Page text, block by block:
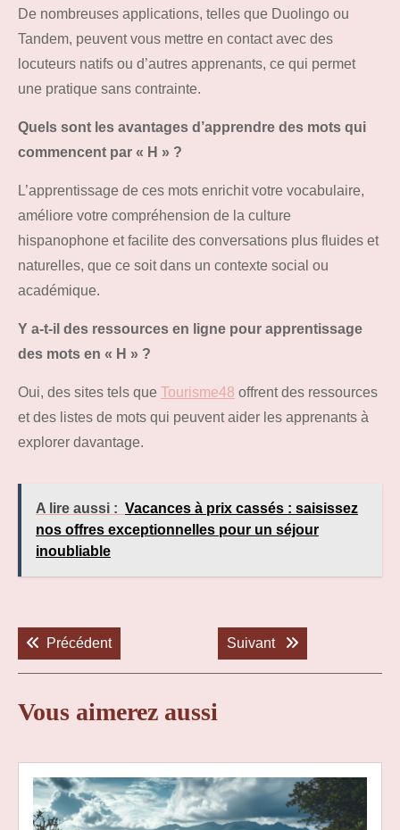
De nombreuses applications, telles que Duolingo ou
Tandem, peuvent vous mettre en contact avec des
locuteurs natifs ou d’autres apprenants, ce qui permet
une pratique sans contrainte.
Quels sont les avantages d’apprendre des mots qui
commencent par « H » ?
L’apprentissage de ces mots enrichit votre vocabulaire,
améliore votre compréhension de la culture
hispanophone et facilite des conversations plus fluides et
naturelles, que ce soit dans un contexte social ou
académique.
Y a-t-il des ressources en ligne pour apprentissage
des mots en « H » ?
Oui, des sites tels que Tourisme48 offrent des ressources
et des listes de mots qui peuvent aider les apprenants à
explorer davantage.
A lire aussi : Vacances à prix cassés : saisissez
nos offres exceptionnelles pour un séjour
inoubliable
de
l’article
PrécédentPrevious post: Suivant Next post:
Vous aimerez aussi